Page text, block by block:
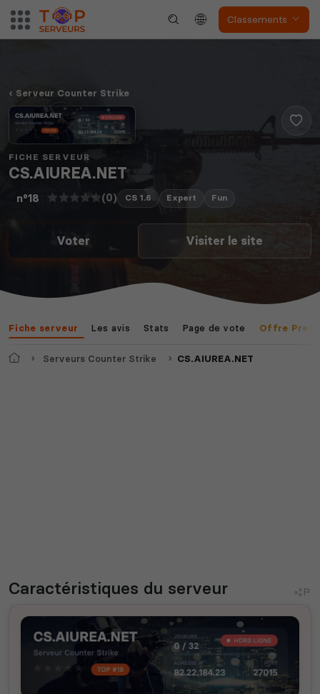
Classements
Serveur Counter Strike
FICHE SERVEUR
CS.AIUREA.NET
n°18 (0) CS 1.6 Expert Fun
Voter Visiter le site
Fiche serveur Les avis Stats Page de vote Offre
AccueilServeurs Counter Strike CS.AIUREA.NET
Caractéristiques du serveur